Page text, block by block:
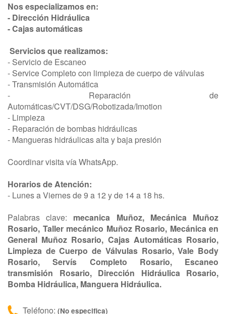
Nos especializamos en:
- Dirección Hidráulica
- Cajas automáticas
Servicios que realizamos:
- Servicio de Escaneo
- Service Completo con limpieza de cuerpo de válvulas
- Transmisión Automática
- Reparación de
Automáticas/CVT/DSG/Robotizada/Imotion
- Limpieza
- Reparación de bombas hidráulicas
- Mangueras hidráulicas alta y baja presión
Coordinar visita vía WhatsApp.
Horarios de Atención:
- Lunes a Viernes de 9 a 12 y de 14 a 18 hs.
Palabras clave: mecanica Muñoz, Mecánica Muñoz
Rosario, Taller mecánico Muñoz Rosario, Mecánica en
General Muñoz Rosario, Cajas Automáticas Rosario,
Limpieza de Cuerpo de Válvulas Rosario, Vale Body
Rosario, Servís Completo Rosario, Escaneo
transmisión Rosario, Dirección Hidráulica Rosario,
Bomba Hidráulica, Manguera Hidráulica.
Teléfono: (No especifica)